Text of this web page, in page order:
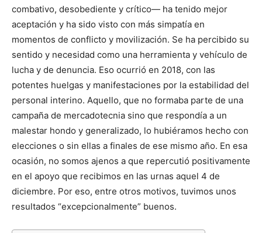
combativo, desobediente y crítico— ha tenido mejor
aceptación y ha sido visto con más simpatía en
momentos de conflicto y movilización. Se ha percibido su
sentido y necesidad como una herramienta y vehículo de
lucha y de denuncia. Eso ocurrió en 2018, con las
potentes huelgas y manifestaciones por la estabilidad del
personal interino. Aquello, que no formaba parte de una
campaña de mercadotecnia sino que respondía a un
malestar hondo y generalizado, lo hubiéramos hecho con
elecciones o sin ellas a finales de ese mismo año. En esa
ocasión, no somos ajenos a que repercutió positivamente
en el apoyo que recibimos en las urnas aquel 4 de
diciembre. Por eso, entre otros motivos, tuvimos unos
resultados “excepcionalmente” buenos.